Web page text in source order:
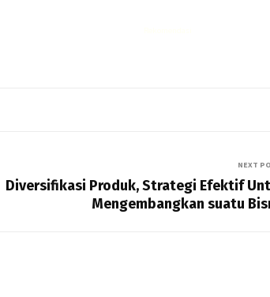
NEXT
Diversifikasi Produk, Strategi Efektif
Mengembangkan suatu